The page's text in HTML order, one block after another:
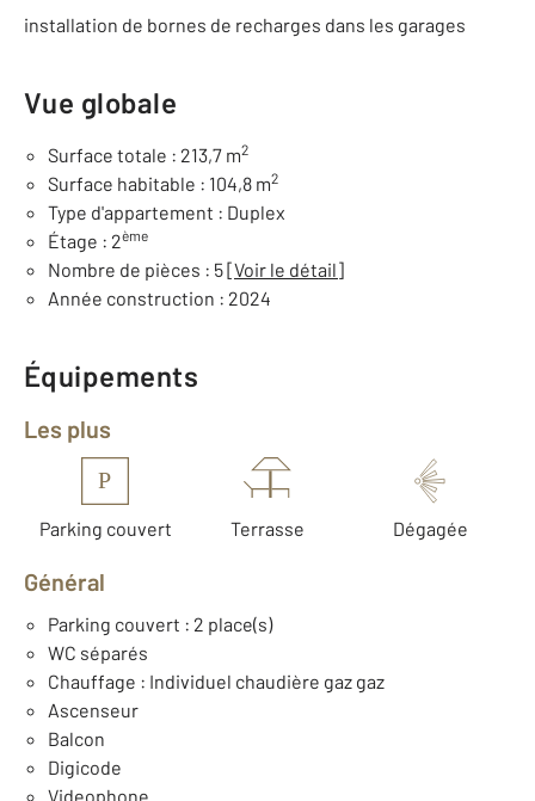
installation de bornes de recharges dans les garages
Vue globale
Surface totale : 213,7 m2
Surface habitable : 104,8 m2
Type d'appartement : Duplex
Étage : 2ème
Nombre de pièces : 5[Voir le détail]
Année construction : 2024
Équipements
Les plus
P
Parking couvert Terrasse Dégagée
Général
Parking couvert : 2 place(s)
WC séparés
Chauffage : Individuel chaudière gaz gaz
Ascenseur
Balcon
Digicode
Videophone